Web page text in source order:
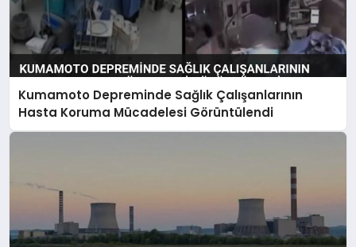
Kumamoto Depreminde Sağlık Çalışanlarının
Hasta Koruma Mücadelesi Görüntülendi